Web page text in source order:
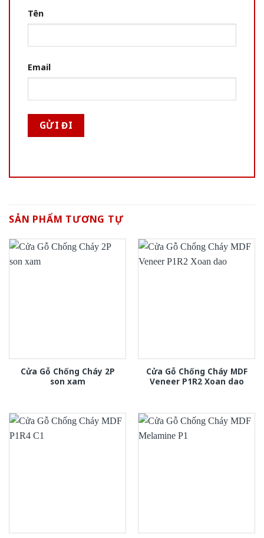
Tên
Email
SẢN PHẨM TƯƠNG TỰ
Cửa Gỗ Chống Cháy 2P
son xam
Cửa Gỗ Chống Cháy MDF
Veneer P1R2 Xoan dao